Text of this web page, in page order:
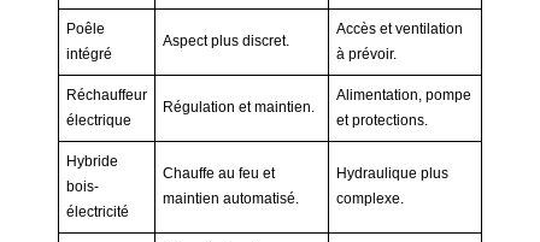
Poêle
intégré
Aspect plus discret.
Accès et ventilation
à prévoir.
Réchauffeur
électrique
Régulation et maintien.
Alimentation, pompe
et protections.
Hybride
bois-
électricité
Chauffe au feu et
maintien automatisé.
Hydraulique plus
complexe.